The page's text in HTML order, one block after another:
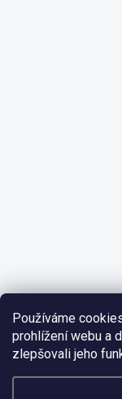
Používáme
prohlížení webu a
zlepšovali jeho